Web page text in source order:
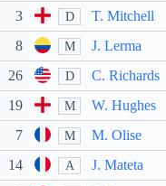
3 D T. Mitchell
8 M J. Lerma
26 D C. Richards
19 M W. Hughes
7 M M. Olise
14 A J. Mateta